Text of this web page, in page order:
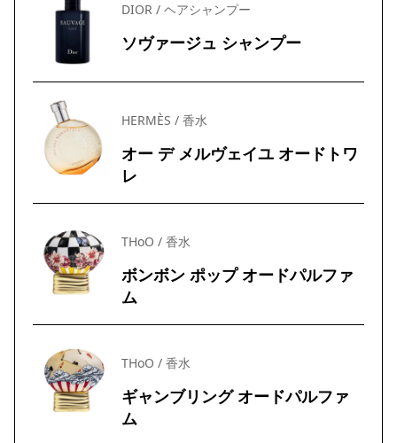
DIOR / ヘアシャンプー
ソヴァージュ シャンプー
HERMÈS / 香水
オー デ メルヴェイユ オードトワ
レ
THoO / 香水
ボンボン ポップ オードパルファ
ム
THoO / 香水
ギャンブリング オードパルファ
ム